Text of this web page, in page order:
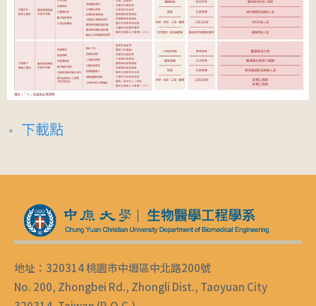
下載點
地址：320314 桃園市中壢區中北路200號
No. 200, Zhongbei Rd., Zhongli Dist., Taoyuan City